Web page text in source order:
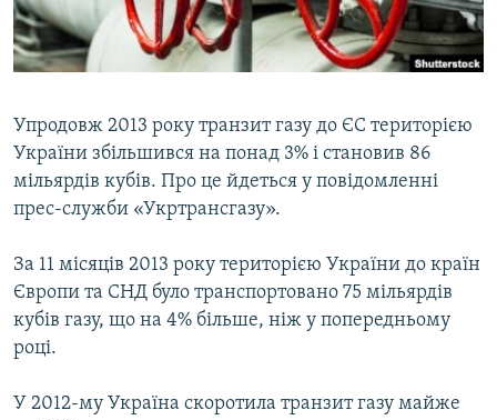
ВІДЕОУРОКИ «ELIFBE»
СВІДЧЕННЯ ОКУПАЦІЇ
ІНФОГРАФІКА
Русский
Qırımtatar
ДОЛУЧАЙСЯ!
Упродовж 2013 року транзит газу до ЄС територією
України збільшився на понад 3% і становив 86
мільярдів кубів. Про це йдеться у повідомленні
прес-служби «Укртрансгазу».
За 11 місяців 2013 року територією України до країн
Європи та СНД було транспортовано 75 мільярдів
кубів газу, що на 4% більше, ніж у попередньому
році.
У 2012-му Україна скоротила транзит газу майже